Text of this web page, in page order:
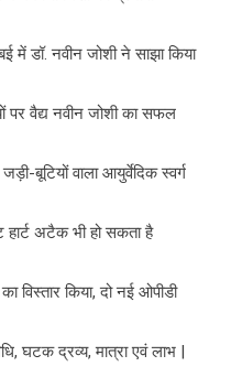
डॉ. नवीन जोशी ने साझा किया
पर वैद्य नवीन जोशी का सफल
बूटियों वाला आयुर्वेदिक स्वर्ग
अटैक भी हो सकता है
विस्तार किया, दो नई ओपीडी
घटक द्रव्य, मात्रा एवं लाभ |